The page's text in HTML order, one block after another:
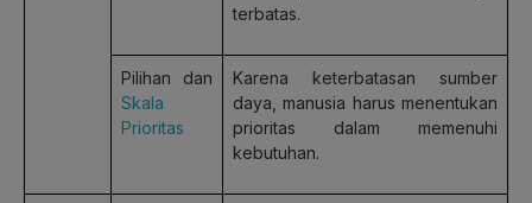
terbatas.
Pilihan dan
Skala
Prioritas
Karena keterbatasan sumber
daya, manusia harus menentukan
prioritas dalam memenuhi
kebutuhan.